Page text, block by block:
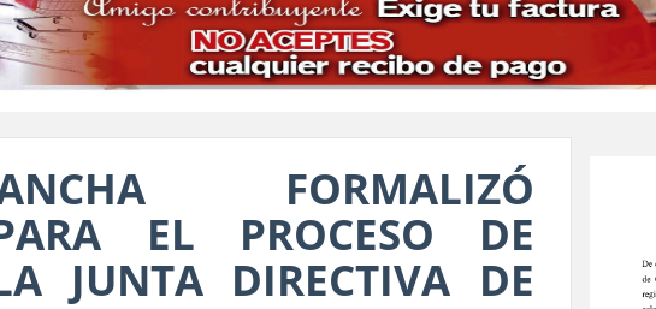
FORMALIZÓ
EL PROCESO DE
JUNTA DIRECTIVA DE